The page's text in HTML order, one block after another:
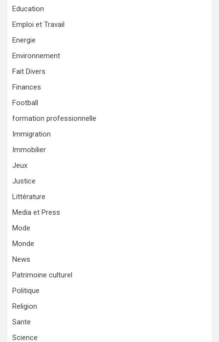
Education
Emploi et Travail
Energie
Environnement
Fait Divers
Finances
Football
formation professionnelle
Immigration
Immobilier
Jeux
Justice
Littérature
Media et Press
Mode
Monde
News
Patrimoine culturel
Politique
Religion
Sante
Science